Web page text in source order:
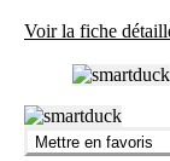
Voir la fiche
Mettre en favoris